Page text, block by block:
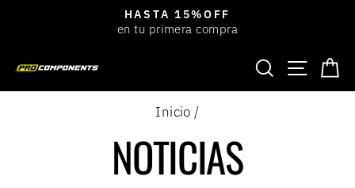
contenido
diapositivas
HASTA 15%OFF
en tu primera compra
BUSCAR
Inicio /
NOTICIAS